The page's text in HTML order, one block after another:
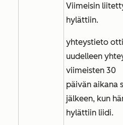
Viimeisin
hylättiin.
yhteystieto otti
uudelleen
viimeisten 30
päivän aikana
jälkeen, kun
hylättiin liidi.